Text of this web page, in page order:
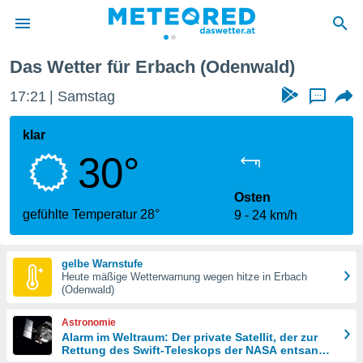
wurde
dass
sind.
diese
Das Wetter für Erbach (Odenwald)
17:21 Samstag ...
klar
30°
gefühlte Temperatur 28°
Osten
9
24 km/h
gelbe Warnstufe
Heute mäßige Wetterwarnung wegen hitze in Erbach
(Odenwald)
Astronomie
Alarm im Weltraum: Der private Satellit, der zur
Rettung des Swift-Teleskops der NASA entsandt